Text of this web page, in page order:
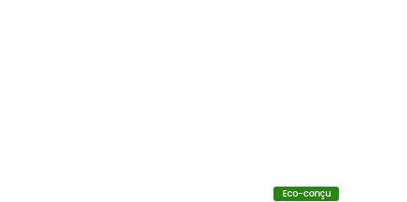
Eco-conçu